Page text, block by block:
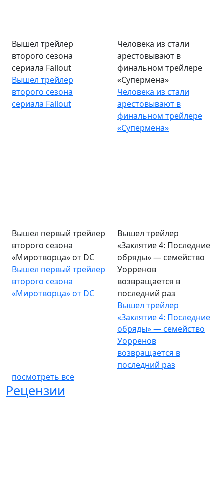
Вышел трейлер
второго сезона
сериала Fallout
Вышел трейлер
второго сезона
сериала Fallout
Человека из стали
арестовывают в
финальном трейлере
«Супермена»
Человека из стали
арестовывают в
финальном трейлере
«Супермена»
Вышел первый трейлер
второго сезона
«Миротворца» от DC
Вышел первый трейлер
второго сезона
«Миротворца» от DC
Вышел трейлер
«Заклятие 4: Последние
обряды» — семейство
Уорренов
возвращается в
последний раз
Вышел трейлер
«Заклятие 4: Последние
обряды» — семейство
Уорренов
возвращается в
последний раз
посмотреть все
Рецензии